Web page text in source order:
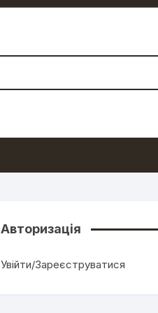
Авторизація
Увійти/Зареєструватися